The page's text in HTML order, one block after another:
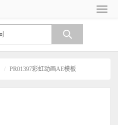
PR01397彩虹动画AE模板